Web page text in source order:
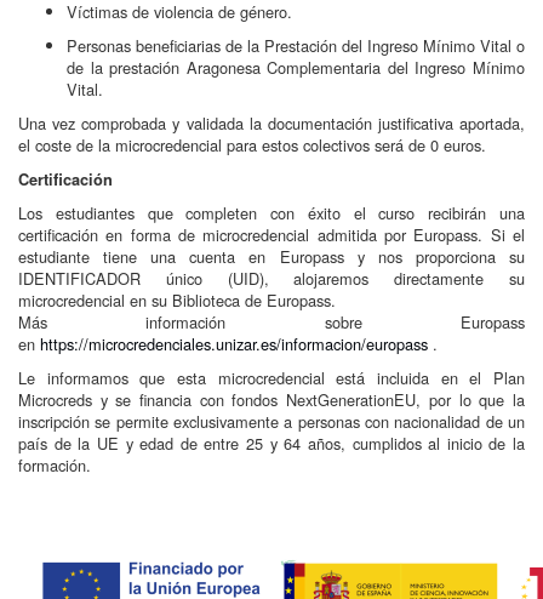
Víctimas de violencia de género.
Personas beneficiarias de la Prestación del Ingreso Mínimo Vital o
de la prestación Aragonesa Complementaria del Ingreso Mínimo
Vital.
Una vez comprobada y validada la documentación justificativa aportada,
el coste de la microcredencial para estos colectivos será de 0 euros.
Certificación
Los estudiantes que completen con éxito el curso recibirán una
certificación en forma de microcredencial admitida por Europass. Si el
estudiante tiene una cuenta en Europass y nos proporciona su
IDENTIFICADOR único (UID), alojaremos directamente su
microcredencial en su Biblioteca de Europass.
Más información sobre Europass
en https://microcredenciales.unizar.es/informacion/europass .
Le informamos que esta microcredencial está incluida en el Plan
Microcreds y se financia con fondos NextGenerationEU, por lo que la
inscripción se permite exclusivamente a personas con nacionalidad de un
país de la UE y edad de entre 25 y 64 años, cumplidos al inicio de la
formación.